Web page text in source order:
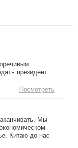
президент
Посмотреть
Мы
Китаю до нас